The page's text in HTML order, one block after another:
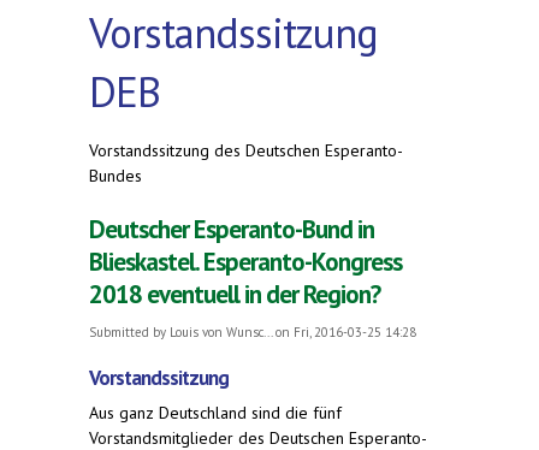
Vorstandssitzung
DEB
Vorstandssitzung des Deutschen Esperanto-
Bundes
Deutscher Esperanto-Bund in
Blieskastel. Esperanto-Kongress
2018 eventuell in der Region?
Submitted by Louis von Wunsc... on Fri, 2016-03-25 14:28
Vorstandssitzung
Aus ganz Deutschland sind die fünf
Vorstandsmitglieder des Deutschen Esperanto-